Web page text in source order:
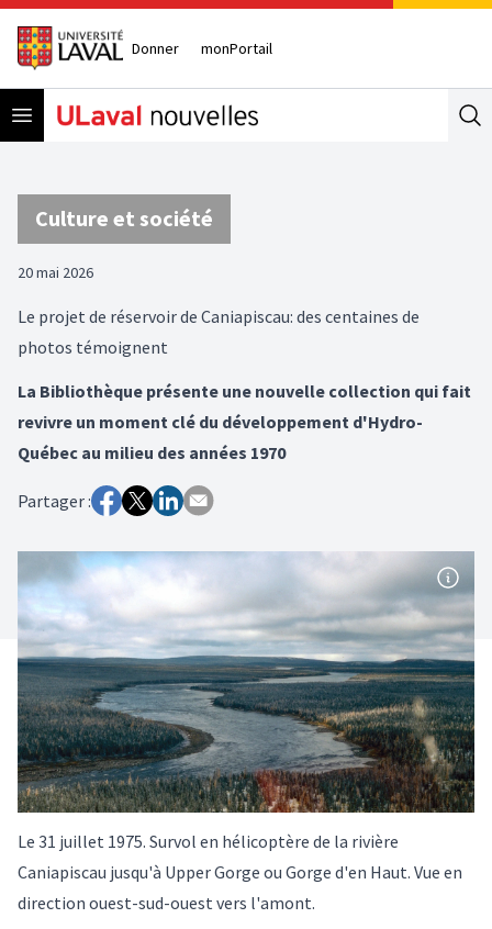
Donner monPortail
Open menu
Culture et société
20 mai 2026
Le projet de réservoir de Caniapiscau: des centaines de
photos témoignent
La Bibliothèque présente une nouvelle collection qui fait
revivre un moment clé du développement d'Hydro-
Québec au milieu des années 1970
Partager :
Le 31 juillet 1975. Survol en hélicoptère de la rivière
Caniapiscau jusqu'à Upper Gorge ou Gorge d'en Haut. Vue en
direction ouest-sud-ouest vers l'amont.